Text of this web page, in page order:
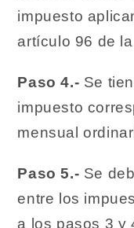
impuesto
artículo 96 de
Paso 4.- Se
impuesto
mensual
Paso 5.- Se
entre los
a los pasos 3 y